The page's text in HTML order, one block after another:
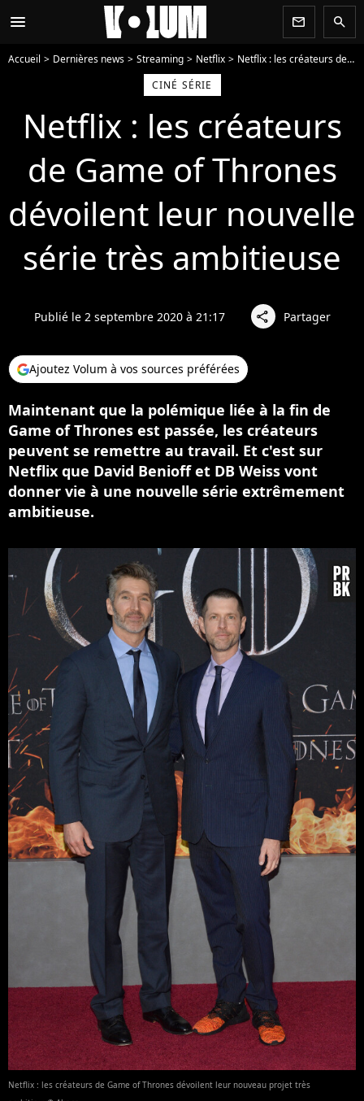
menu newsletter search
Accueil Dernières news Streaming Netflix
Netflix : les créateurs de Game of Thrones dévoilent leur nouvelle série très ambitieuse
CINÉ SÉRIE
Netflix : les créateurs
de Game of Thrones
dévoilent leur nouvelle
série très ambitieuse
Publié le 2 septembre 2020 à 21:17 share Partager
Ajoutez Volum à vos sources préférées
Maintenant que la polémique liée à la fin de
Game of Thrones est passée, les créateurs
peuvent se remettre au travail. Et c'est sur
Netflix que David Benioff et DB Weiss vont
donner vie à une nouvelle série extrêmement
ambitieuse.
Netflix : les créateurs de Game of Thrones dévoilent leur nouveau projet très